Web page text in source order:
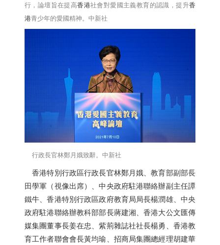
行，論壇旨在提高香港社會對愛國主義教育的認識，提升香
港青少年的愛國精神。中新社
行政長官林鄭月娥致辭。中新社
香港特別行政區行政長官林鄭月娥、教育部副部長
田學軍（視像出席）、中央政府駐港聯絡辦副主任譚
鐵牛、香港特別行政區政府教育局局長楊潤雄、中央
政府駐港聯絡辦教科部部長蔣建湘、香港大公文匯傳
媒集團董事長姜在忠、紫荊雜誌社社長楊勇、 香港教
育工作者聯會會長黃均瑜、招商局集團總經理胡建華